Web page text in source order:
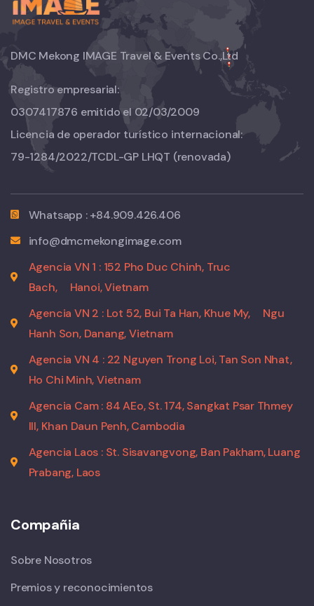
DMC Mekong IMAGE Travel & Events Co.,Ltd
Registro empresarial:
0307417876 emitido el 02/03/2009
Licencia de operador turístico internacional:
79-1284/2022/TCDL-GP LHQT (renovada)
Whatsapp : +84.909.426.406
info@dmcmekongimage.com
Agencia VN 1 : 152 Pho Duc Chinh, Truc
Bach,
Hanoi, Vietnam
Agencia VN 2 : Lot 52, Bui Ta Han, Khue My,
Ngu
Hanh Son, Danang, Vietnam
Agencia VN 4 : 22 Nguyen Trong Loi, Tan Son Nhat,
Ho Chi Minh, Vietnam
Agencia Cam : 84 AEo, St. 174, Sangkat Psar Thmey
III, Khan Daun Penh, Cambodia
Agencia Laos : St. Sisavangvong, Ban Pakham, Luang
Prabang, Laos
Compañia
Sobre Nosotros
Premios y reconocimientos